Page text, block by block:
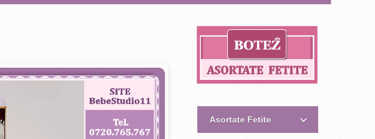
Asortate Fetite